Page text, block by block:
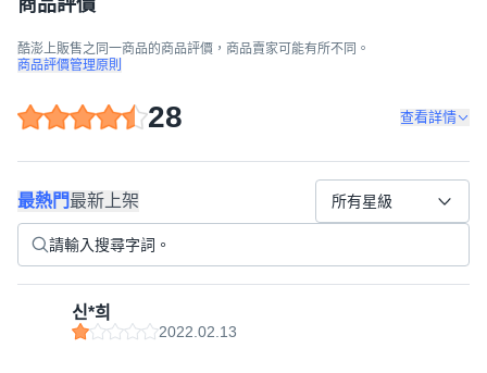
酷澎上販售之同一商品的商品評價，商品賣家可能有所不同。
商品評價管理原則
28 查看詳情
最熱門最新上架 所有星級
신*희
2022.02.13